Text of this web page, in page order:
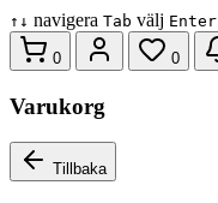
↑ ↓ navigera Tab välj Enter
0 0
Varukorg
Tillbaka